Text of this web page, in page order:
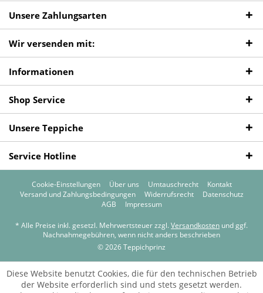
Unsere Zahlungsarten
Wir versenden mit:
Informationen
Shop Service
Unsere Teppiche
Service Hotline
Cookie-Einstellungen Über uns Umtauschrecht
Kontakt
Versand und Zahlungsbedingungen
Widerrufsrecht
Datenschutz
AGB
Impressum
* Alle Preise inkl. gesetzl. Mehrwertsteuer zzgl. Versandkosten und ggf.
Nachnahmegebühren, wenn nicht anders beschrieben
© 2026 Teppichprinz
Diese Website benutzt Cookies, die für den technischen Betrieb
der Website erforderlich sind und stets gesetzt werden.